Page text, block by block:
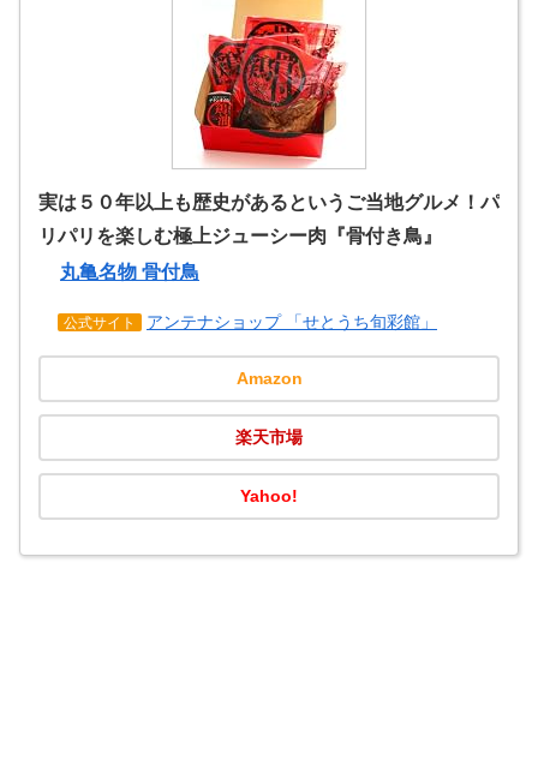
実は５０年以上も歴史があるというご当地グルメ！パ
リパリを楽しむ極上ジューシー肉『骨付き鳥』
丸亀名物 骨付鳥
公式サイト アンテナショップ 「せとうち旬彩館」
Amazon
楽天市場
Yahoo!